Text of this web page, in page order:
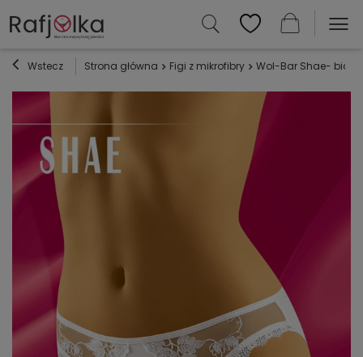
Wstecz Strona główna Figi z mikrofibry Wol-Bar Shae- biały